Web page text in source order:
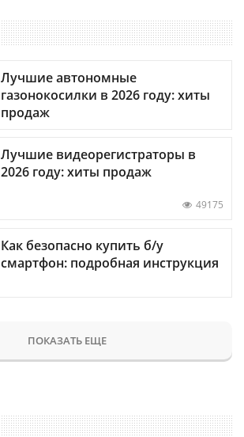
Лучшие автономные
газонокосилки в 2026 году: хиты
продаж
Лучшие видеорегистраторы в
2026 году: хиты продаж
49175
Как безопасно купить б/у
смартфон: подробная инструкция
ПОКАЗАТЬ ЕЩЕ